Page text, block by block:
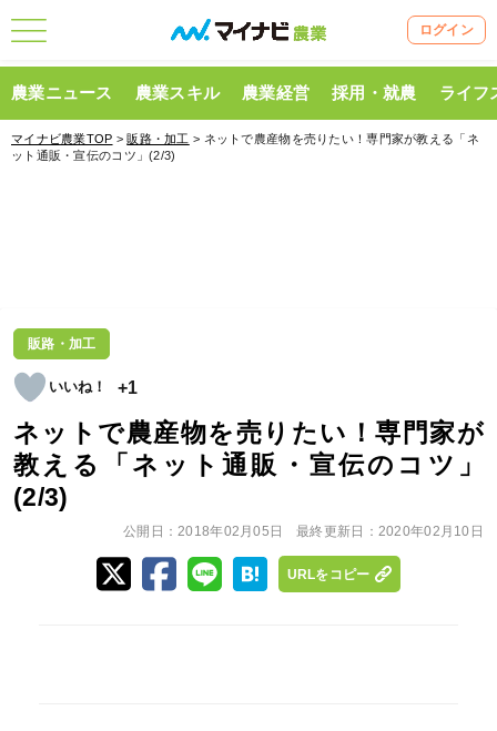
ログイン
農業ニュース 農業スキル 農業経営 採用・就農 ライフ
マイナビ農業TOP >販路・加工 > ネットで農産物を売りたい！専門家が教える「ネ
ット通販・宣伝のコツ」(2/3)
販路・加工
+1
ネットで農産物を売りたい！専門家が
教える「ネット通販・宣伝のコツ」
(2/3)
公開日：2018年02月05日 最終更新日： 2020年02月10日
URLをコピー